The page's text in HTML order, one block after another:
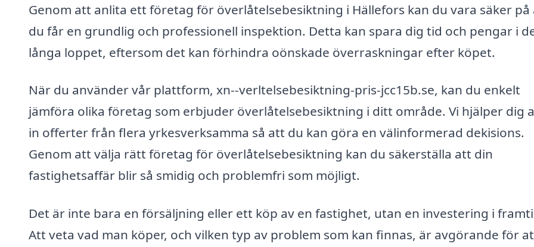
Genom att anlita ett företag för överlåtelsebesiktning i Hällefors kan du vara säker
du får en grundlig och professionell inspektion. Detta kan spara dig tid och pengar i
långa loppet, eftersom det kan förhindra oönskade överraskningar efter köpet.
När du använder vår plattform, xn--verltelsebesiktning-pris-jcc15b.se, kan du enkelt
jämföra olika företag som erbjuder överlåtelsebesiktning i ditt område. Vi hjälper dig
in offerter från flera yrkesverksamma så att du kan göra en välinformerad dekisions.
Genom att välja rätt företag för överlåtelsebesiktning kan du säkerställa att din
fastighetsaffär blir så smidig och problemfri som möjligt.
Det är inte bara en försäljning eller ett köp av en fastighet, utan en investering i
Att veta vad man köper, och vilken typ av problem som kan finnas, är avgörande för